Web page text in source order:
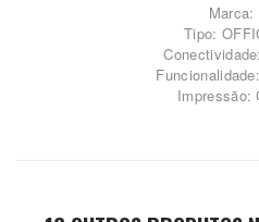
Marca:
Tipo:
Impressão: